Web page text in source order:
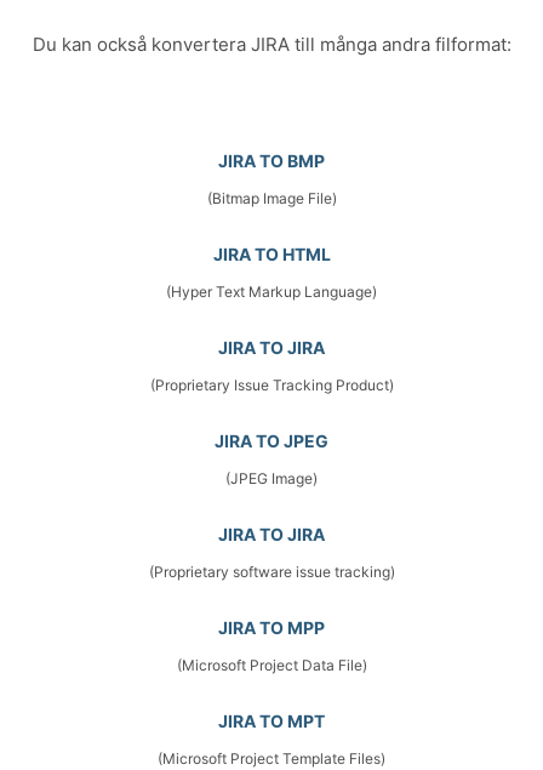
Du kan också konvertera JIRA till många andra filformat:
JIRA TO BMP
(Bitmap Image File)
JIRA TO HTML
(Hyper Text Markup Language)
JIRA TO JIRA
(Proprietary Issue Tracking Product)
JIRA TO JPEG
(JPEG Image)
JIRA TO JIRA
(Proprietary software issue tracking)
JIRA TO MPP
(Microsoft Project Data File)
JIRA TO MPT
(Microsoft Project Template Files)